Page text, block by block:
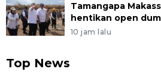
Tamangapa
hentikan open
10 jam lalu
Top News